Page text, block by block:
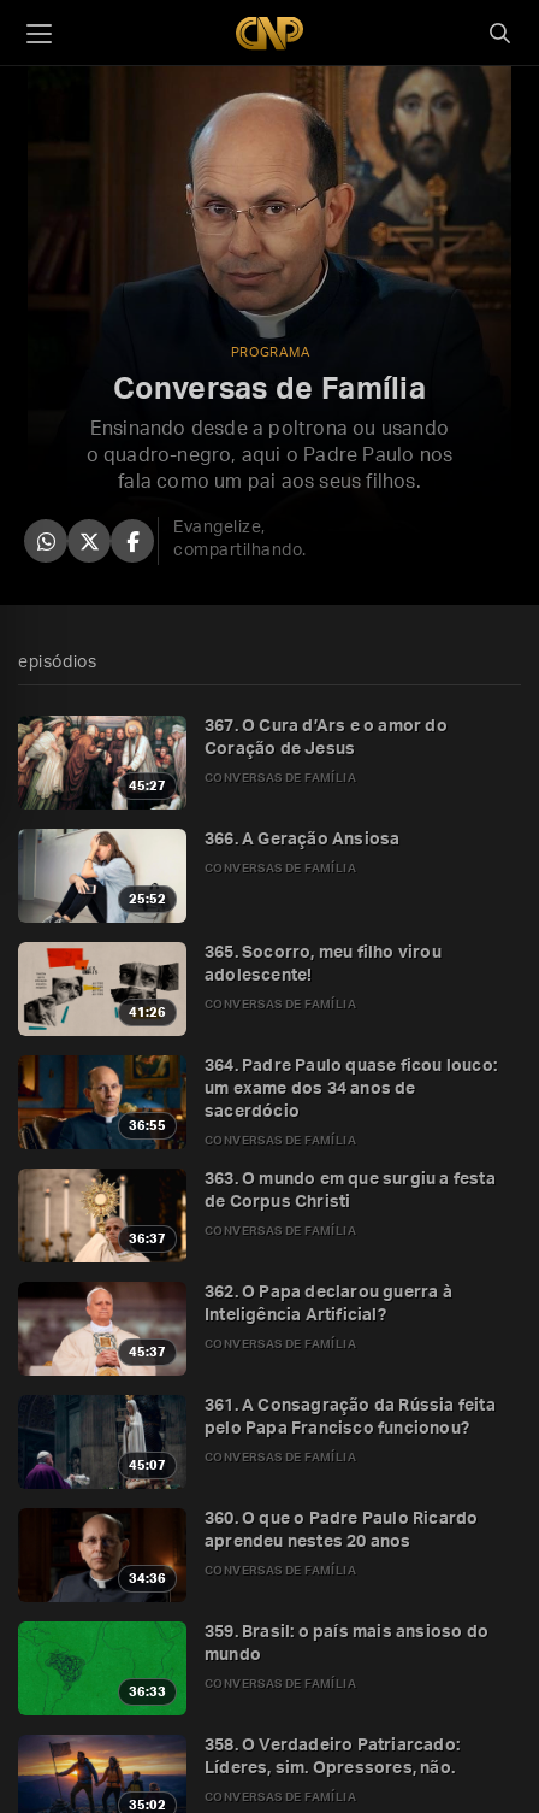
PROGRAMA
Conversas de Família
Ensinando desde a poltrona ou usando
o quadro-negro, aqui o Padre Paulo nos
fala como um pai aos seus filhos.
Evangelize,
compartilhando.
episódios
45:27
367. O Cura d’Ars e o amor do
Coração de Jesus
CONVERSAS DE FAMÍLIA
25:52
366. A Geração Ansiosa
CONVERSAS DE FAMÍLIA
41:26
365. Socorro, meu filho virou
adolescente!
CONVERSAS DE FAMÍLIA
36:55
364. Padre Paulo quase ficou louco:
um exame dos 34 anos de
sacerdócio
CONVERSAS DE FAMÍLIA
36:37
363. O mundo em que surgiu a festa
de Corpus Christi
CONVERSAS DE FAMÍLIA
45:37
362. O Papa declarou guerra à
Inteligência Artificial?
CONVERSAS DE FAMÍLIA
45:07
361. A Consagração da Rússia feita
pelo Papa Francisco funcionou?
CONVERSAS DE FAMÍLIA
34:36
360. O que o Padre Paulo Ricardo
aprendeu nestes 20 anos
CONVERSAS DE FAMÍLIA
36:33
359. Brasil: o país mais ansioso do
mundo
CONVERSAS DE FAMÍLIA
35:02
358. O Verdadeiro Patriarcado:
Líderes, sim. Opressores, não.
CONVERSAS DE FAMÍLIA